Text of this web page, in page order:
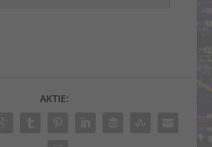
AKTIE: